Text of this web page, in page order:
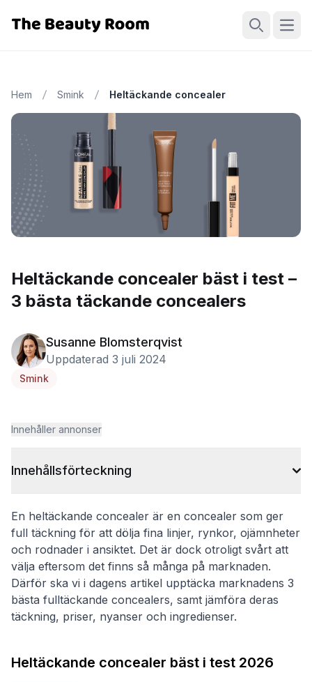
Hem Smink Heltäckande concealer
Heltäckande concealer bäst i test –
3 bästa täckande concealers
Susanne Blomsterqvist
Uppdaterad 3 juli 2024
Smink
Innehåller annonser
Innehållsförteckning
En heltäckande concealer är en concealer som ger
full täckning för att dölja fina linjer, rynkor, ojämnheter
och rodnader i ansiktet. Det är dock otroligt svårt att
välja eftersom det finns så många på marknaden.
Därför ska vi i dagens artikel upptäcka marknadens 3
bästa fulltäckande concealers, samt jämföra deras
täckning, priser, nyanser och ingredienser.
Heltäckande concealer bäst i test 2026